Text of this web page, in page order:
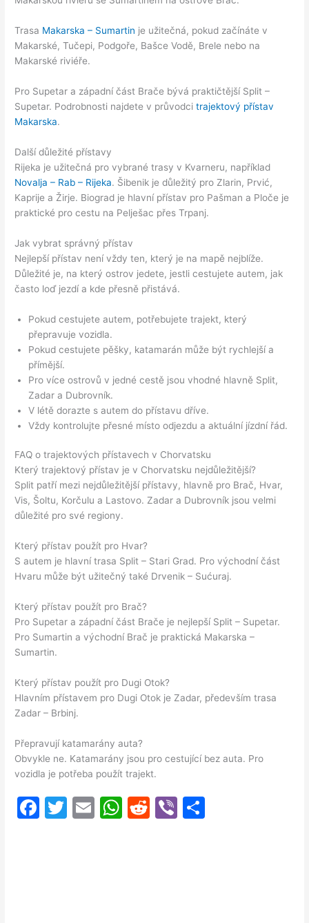
Trasa Makarska – Sumartin je užitečná, pokud začínáte v
Makarské, Tučepi, Podgoře, Bašce Vodě, Brele nebo na
Makarské riviéře.
Pro Supetar a západní část Brače bývá praktičtější Split –
Supetar. Podrobnosti najdete v průvodcitrajektový přístav
Makarska.
Další důležité přístavy
Rijeka je užitečná pro vybrané trasy v Kvarneru, například
Novalja – Rab – Rijeka. Šibenik je důležitý pro Zlarin, Prvić,
Kaprije a Žirje. Biograd je hlavní přístav pro Pašman a Ploče je
praktické pro cestu na Pelješac přes Trpanj.
Jak vybrat správný přístav
Nejlepší přístav není vždy ten, který je na mapě nejblíže.
Důležité je, na který ostrov jedete, jestli cestujete autem, jak
často loď jezdí a kde přesně přistává.
Pokud cestujete autem, potřebujete trajekt, který
přepravuje vozidla.
Pokud cestujete pěšky, katamarán může být rychlejší a
přímější.
Pro více ostrovů v jedné cestě jsou vhodné hlavně Split,
Zadar a Dubrovník.
V létě dorazte s autem do přístavu dříve.
Vždy kontrolujte přesné místo odjezdu a aktuální jízdní řád.
FAQ o trajektových přístavech v Chorvatsku
Který trajektový přístav je v Chorvatsku nejdůležitější?
Split patří mezi nejdůležitější přístavy, hlavně pro Brač, Hvar,
Vis, Šoltu, Korčulu a Lastovo. Zadar a Dubrovník jsou velmi
důležité pro své regiony.
Který přístav použít pro Hvar?
S autem je hlavní trasa Split – Stari Grad. Pro východní část
Hvaru může být užitečný také Drvenik – Sućuraj.
Který přístav použít pro Brač?
Pro Supetar a západní část Brače je nejlepší Split – Supetar.
Pro Sumartin a východní Brač je praktická Makarska –
Sumartin.
Který přístav použít pro Dugi Otok?
Hlavním přístavem pro Dugi Otok je Zadar, především trasa
Zadar – Brbinj.
Přepravují katamarány auta?
Obvykle ne. Katamarány jsou pro cestující bez auta. Pro
vozidla je potřeba použít trajekt.
F
T
E
W R
Vi